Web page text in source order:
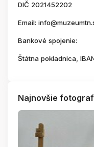
DIČ 2021452202
Email:
Bankové spojenie:
Štátna pokladnica,
Najnovšie